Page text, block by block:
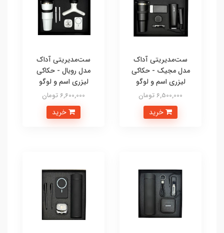
ست‌مدیریتی آداک
مدل مجیک - حکاکی
لیزری اسم و لوگو
6,500,000 تومان
ست‌مدیریتی آداک
مدل رویال - حکاکی
لیزری اسم و لوگو
6,600,000 تومان